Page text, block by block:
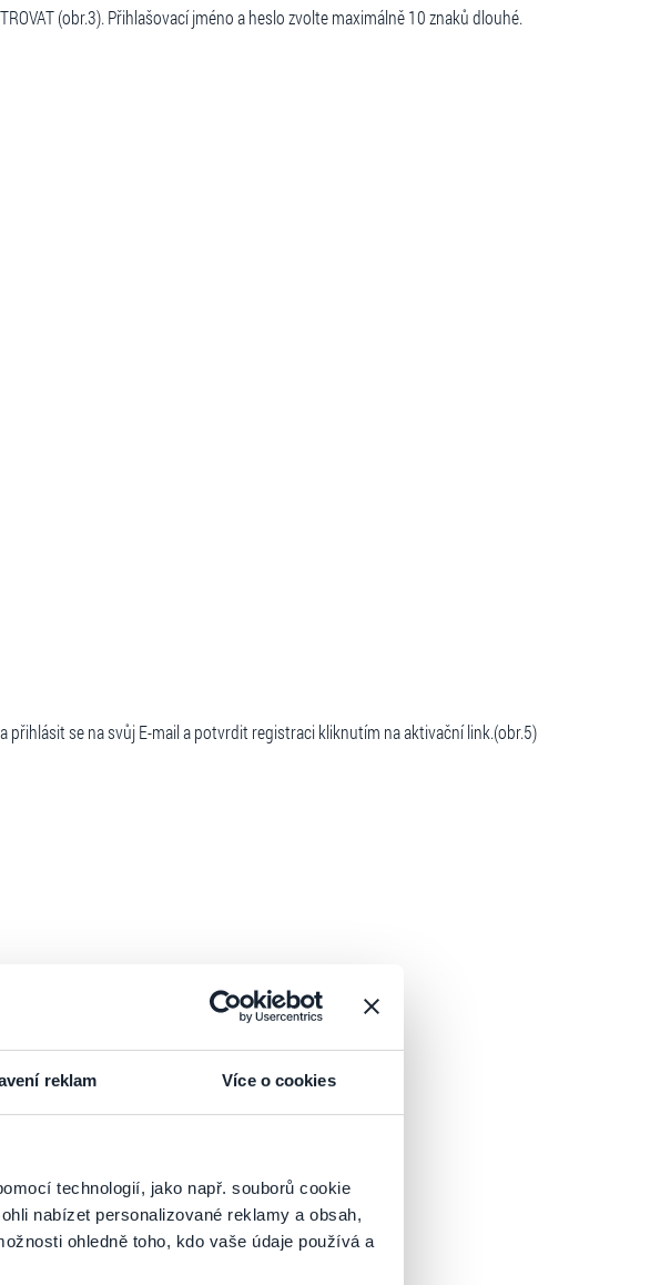
reklam Více o cookies
technologií, jako např. souborů cookie
nabízet personalizované reklamy a obsah,
ohledně toho, kdo vaše údaje používá a
(obr.3). Přihlašovací jméno a heslo zvolte maximálně 10 znaků dlouhé.
přihlásit se na svůj E-mail a potvrdit registraci kliknutím na aktivační link.(obr.5)